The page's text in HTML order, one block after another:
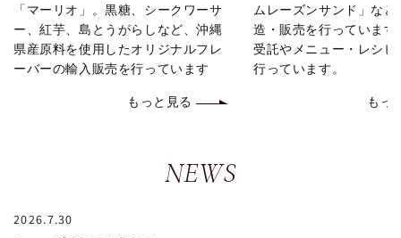
「マーリオ」。黒糖、シークワーサ
ー、紅芋、島とうがらしなど、沖縄
県産原料を使用したオリジナルフレ
ーバーの輸入販売を行っています
もっと見る
ムレーズンサンド」な
造・販売を行っています
受託やメニュー・レシ
行っています。
もっ
NEWS
2026.7.30